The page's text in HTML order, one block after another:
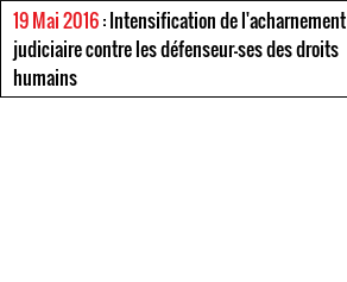
19 Mai 2016: Intensification de l'acharnement
judiciaire contre les défenseur-ses des droits
humains